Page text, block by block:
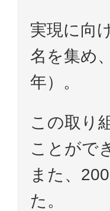
実現に向
名を集め
年）。
この取り
ことがで
また、
た。